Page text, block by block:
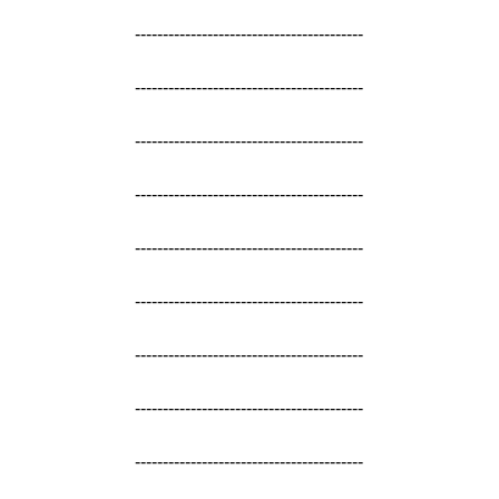
-----------------------------------------
-----------------------------------------
-----------------------------------------
-----------------------------------------
-----------------------------------------
-----------------------------------------
-----------------------------------------
-----------------------------------------
-----------------------------------------